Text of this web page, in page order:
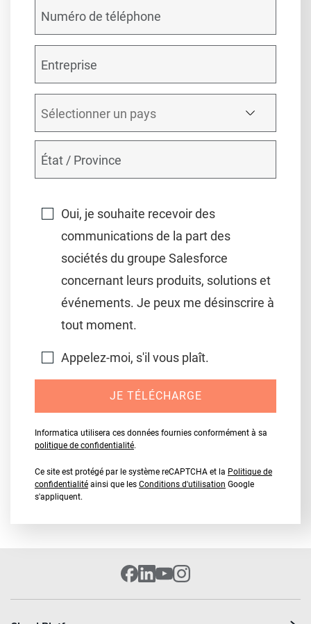
Oui, je souhaite recevoir des
communications de la part des
sociétés du groupe Salesforce
concernant leurs produits, solutions et
événements. Je peux me désinscrire à
tout moment.
Appelez-moi, s'il vous plaît.
JE TÉLÉCHARGE
Informatica utilisera ces données fournies conformément à sa
politique de confidentialité.
Ce site est protégé par le système reCAPTCHA et la Politique de
confidentialité ainsi que les Conditions d'utilisation Google
s'appliquent.